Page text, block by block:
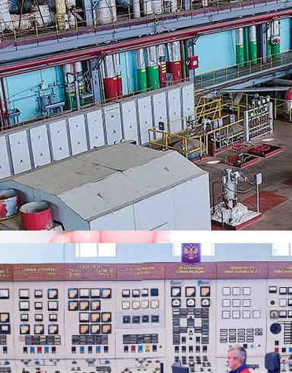
Почетной грамотой Рязанской городской Думы